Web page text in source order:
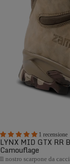
1 recensione
LYNX MID GTX RR
Camouflage
Il nostro scarpone da